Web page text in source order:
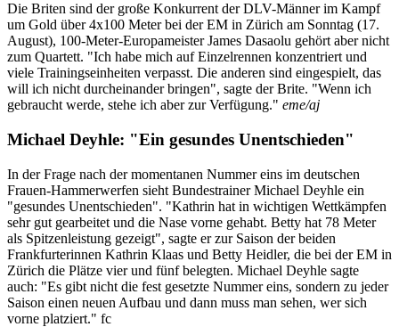
Die Briten sind der große Konkurrent der DLV-Männer im Kampf
um Gold über 4x100 Meter bei der EM in Zürich am Sonntag (17.
August), 100-Meter-Europameister James Dasaolu gehört aber nicht
zum Quartett. "Ich habe mich auf Einzelrennen konzentriert und
viele Trainingseinheiten verpasst. Die anderen sind eingespielt, das
will ich nicht durcheinander bringen", sagte der Brite. "Wenn ich
gebraucht werde, stehe ich aber zur Verfügung." eme/aj
Michael Deyhle: "Ein gesundes Unentschieden"
In der Frage nach der momentanen Nummer eins im deutschen
Frauen-Hammerwerfen sieht Bundestrainer Michael Deyhle ein
"gesundes Unentschieden". "Kathrin hat in wichtigen Wettkämpfen
sehr gut gearbeitet und die Nase vorne gehabt. Betty hat 78 Meter
als Spitzenleistung gezeigt", sagte er zur Saison der beiden
Frankfurterinnen Kathrin Klaas und Betty Heidler, die bei der EM in
Zürich die Plätze vier und fünf belegten. Michael Deyhle sagte
auch: "Es gibt nicht die fest gesetzte Nummer eins, sondern zu jeder
Saison einen neuen Aufbau und dann muss man sehen, wer sich
vorne platziert." fc